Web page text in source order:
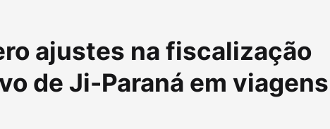
ajustes na fiscalização
de Ji-Paraná em viagens